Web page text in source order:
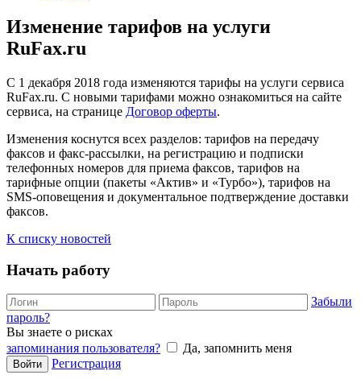
Изменение тарифов на услуги
RuFax.ru
С 1 декабря 2018 года изменяются тарифы на услуги сервиса
RuFax.ru. С новыми тарифами можно ознакомиться на сайте
сервиса, на странице Договор оферты.
Изменения коснутся всех разделов: тарифов на передачу
факсов и факс-рассылки, на регистрацию и подписки
телефонных номеров для приема факсов, тарифов на
тарифные опции (пакеты «Актив» и «Турбо»), тарифов на
SMS-оповещения и документальное подтверждение доставки
факсов.
К списку новостей
Начать работу
Забыли
пароль?
Вы знаете о рисках
запоминания пользователя?
Да, запомнить меня
Войти Регистрация